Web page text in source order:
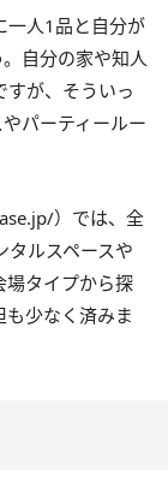
一人1品と自分が
自分の家や知人
すが、そういっ
パーティールー
）では、全
タルスペースや
場タイプから探
少なく済みま